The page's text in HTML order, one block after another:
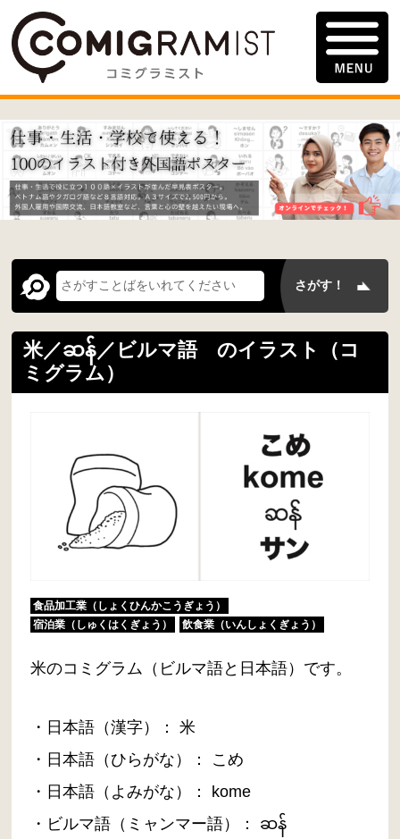
米／ဆန်／ビルマ語 のイラスト（コ
ミグラム）
食品加工業（しょくひんかこうぎょう）
宿泊業（しゅくはくぎょう）
飲食業（いんしょくぎょう）
米のコミグラム（ビルマ語と日本語）です。
・日本語（漢字）： 米
・日本語（ひらがな）： こめ
・日本語（よみがな）： kome
・ビルマ語（ミャンマー語）： ဆန်